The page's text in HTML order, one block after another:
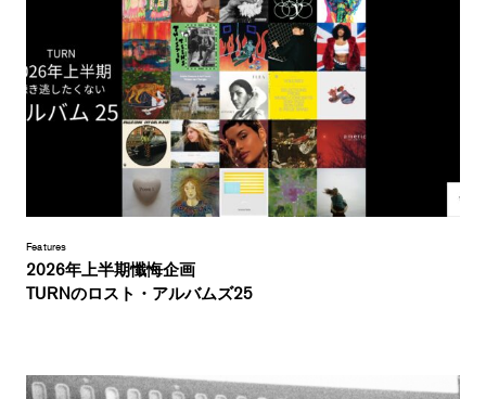
Features
2026年上半期懺悔企画
TURNのロスト・アルバムズ25